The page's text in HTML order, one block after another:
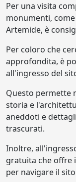
Per una visita
monumenti,
Artemide, è
Per coloro che
approfondita, è
all'ingresso del
Questo permette
storia e
aneddoti e
trascurati.
Inoltre,
gratuita che offre
per navigare il